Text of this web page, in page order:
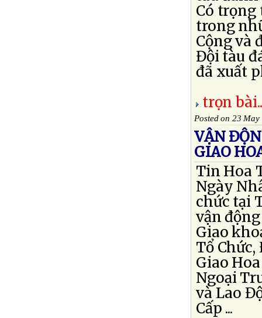
Có trọng
trong
Cộng và
Đội tàu
đã xuất
trọn
Posted on 23 May
VẬN
GIAO
Tin Hoa
Ngày
chức tại
vận
Giao
Tổ
Giao
Ngoại
và Lao
Cấp ...